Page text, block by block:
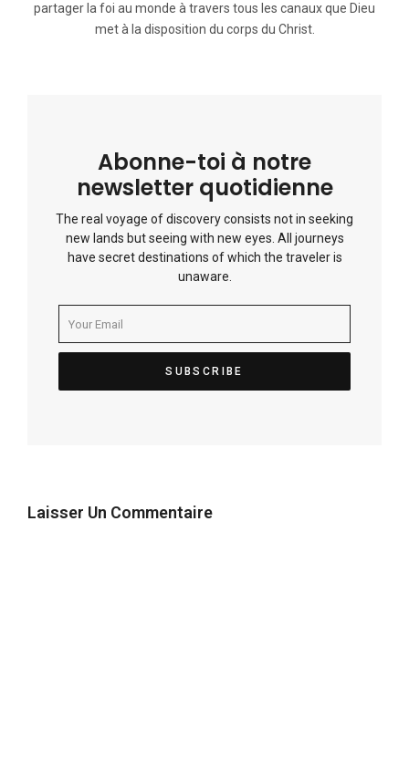
partager la foi au monde à travers tous les canaux que Dieu
met à la disposition du corps du Christ.
Abonne-toi à notre
newsletter quotidienne
The real voyage of discovery consists not in seeking
new lands but seeing with new eyes. All journeys
have secret destinations of which the traveler is
unaware.
Laisser Un Commentaire